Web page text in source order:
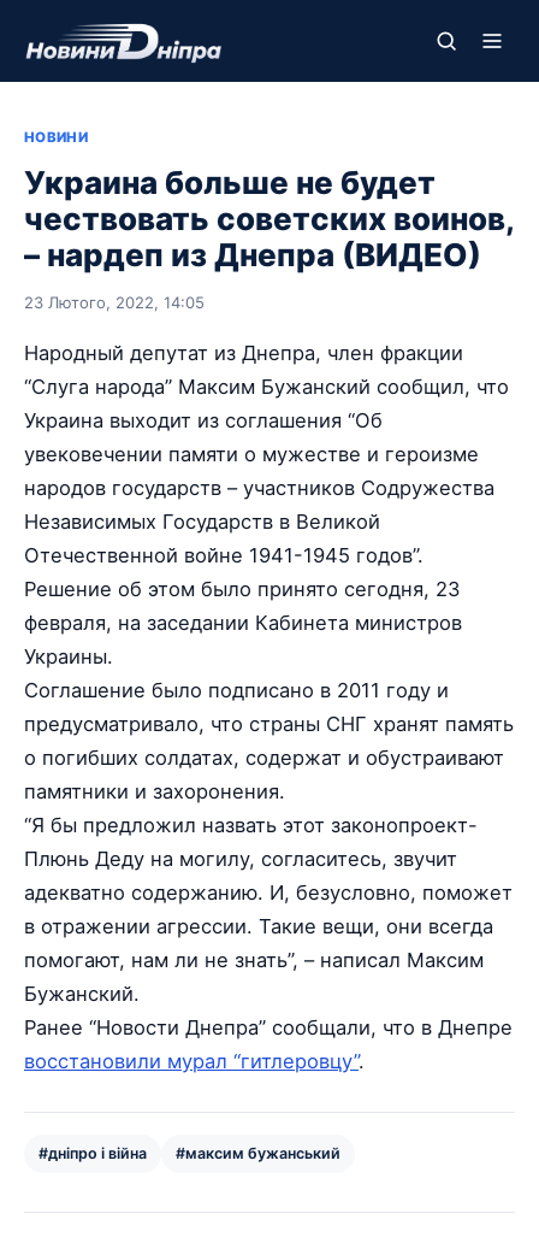
НОВИНИ
Украина больше не будет
чествовать советских воинов,
– нардеп из Днепра (ВИДЕО)
23 Лютого, 2022, 14:05
Народный депутат из Днепра, член фракции
“Слуга народа” Максим Бужанский сообщил, что
Украина выходит из соглашения “Об
увековечении памяти о мужестве и героизме
народов государств – участников Содружества
Независимых Государств в Великой
Отечественной войне 1941-1945 годов”.
Решение об этом было принято сегодня, 23
февраля, на заседании Кабинета министров
Украины.
Соглашение было подписано в 2011 году и
предусматривало, что страны СНГ хранят память
о погибших солдатах, содержат и обустраивают
памятники и захоронения.
“Я бы предложил назвать этот законопроект-
Плюнь Деду на могилу, согласитесь, звучит
адекватно содержанию. И, безусловно, поможет
в отражении агрессии. Такие вещи, они всегда
помогают, нам ли не знать”, – написал Максим
Бужанский.
Ранее “Новости Днепра” сообщали, что в Днепре
восстановили мурал “гитлеровцу”.
#дніпро і війна #максим бужанський